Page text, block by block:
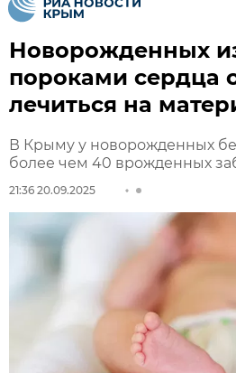
Новорожденных
пороками сердца
лечиться на
В Крыму у новорожденных
более чем 40 врожденных
21:36 20.09.2025